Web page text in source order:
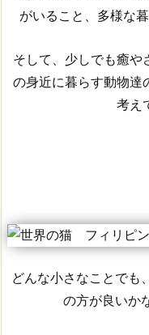
がいること、多様な
そして、少しでも癒や
の身近に暮らす動物達
考え
どんな小さなことでも
の方が良いか